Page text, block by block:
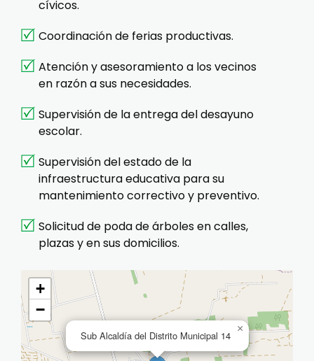
cívicos.
Coordinación de ferias productivas.
Atención y asesoramiento a los vecinos
en razón a sus necesidades.
Supervisión de la entrega del desayuno
escolar.
Supervisión del estado de la
infraestructura educativa para su
mantenimiento correctivo y preventivo.
Solicitud de poda de árboles en calles,
plazas y en sus domicilios.
Sub Alcaldía del Distrito Municipal 14
×
+
−